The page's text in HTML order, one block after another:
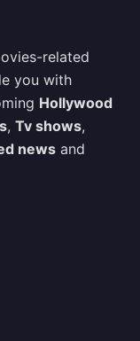
related
you with
Hollywood
, Tv shows,
newsand